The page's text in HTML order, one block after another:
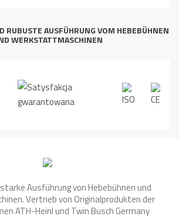
RUBUSTE AUSFÜHRUNG VOM HEBEBÜHNEN
WERKSTATTMASCHINEN
Ausführung von Hebebühnen und
Vertrieb von Originalprodukten der
ATH-Heinl und Twin Busch Germany